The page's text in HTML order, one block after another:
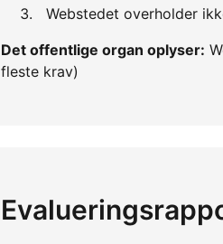
Webstedet overholder
Det offentlige organ oplyser:
fleste krav)